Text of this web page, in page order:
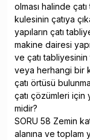
olması halinde
kulesinin çatıya
yapıların çatı
makine dairesi
ve çatı tabliyesinin
veya herhangi bir
çatı örtüsü
çatı çözümleri için
midir?
SORU 58 Zemin
alanına ve toplam